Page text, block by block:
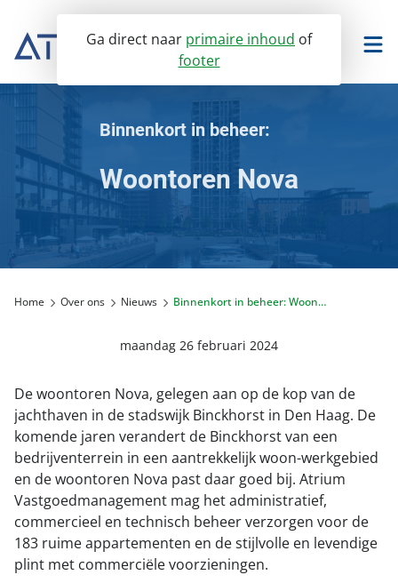
Ga direct naar primaire inhoud of
footer
VvE Beheer
Ons VvE Beheer
Portaal toegang
Vastgoedmanagement
Bedrijfsonroerendgoed
Huurbeheer
Portaal toegang
Facilitee Reparatieverzoeken
Kom bij ons werken!
Contact
Klachten & Suggesties
Locatie en route
Binnenkort in beheer:
Woontoren Nova
Home Over ons Nieuws Binnenkort in beheer: Woontoren Nova
maandag 26 februari 2024
De woontoren Nova, gelegen aan op de kop van de
jachthaven in de stadswijk Binckhorst in Den Haag. De
komende jaren verandert de Binckhorst van een
bedrijventerrein in een aantrekkelijk woon-werkgebied
en de woontoren Nova past daar goed bij. Atrium
Vastgoedmanagement mag het administratief,
commercieel en technisch beheer verzorgen voor de
183 ruime appartementen en de stijlvolle en levendige
plint met commerciële voorzieningen.